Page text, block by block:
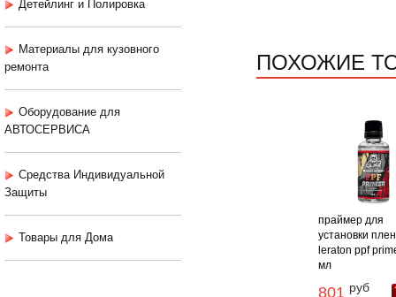
Детейлинг и Полировка
Материалы для кузовного
ремонта
Оборудование для
АВТОСЕРВИСА
Средства Индивидуальной
Защиты
Товары для Дома
ПОХОЖИЕ
праймер для
установки
leraton ppf
мл
801 руб